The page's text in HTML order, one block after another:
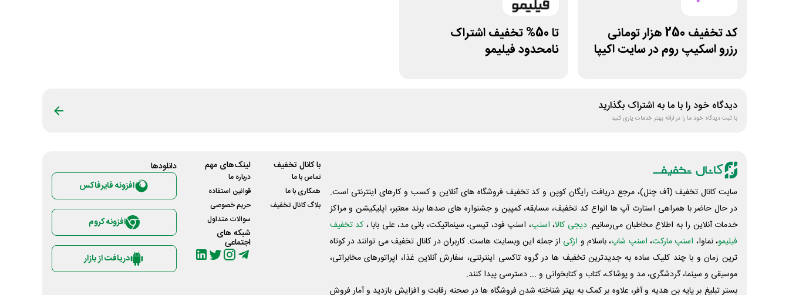
کد تخفیف 250 هزار تومانی
رزرو اسکیپ روم در سایت اکیپا
تا 50% تخفیف اشتراک
نامحدود فیلیمو
دیدگاه خود را با ما به اشتراک بگذارید
با ثبت دیدگاه خود ما را در ارائه بهتر خدمات یاری کنید
سایت کانال تخفیف (آف چنل)، مرجع دریافت رایگان کوپن و کد تخفیف فروشگاه های آنلاین و کسب و‌ کارهای اینترنتی است.
در حال حاضر با همراهی استارت آپ ها انواع کد تخفیف، مسابقه، کمپین و جشنواره های صدها برند معتبر، اپلیکیشن و مراکز
خدمات آنلاین را به اطلاع مخاطبان می‌رسانیم. دیجی کالا، اسنپ، اسنپ فود، تپسی، سینماتیکت، بانی مد، علی‌ بابا ، کد تخفیف
فیلیمو، نماوا، اسنپ مارکت، اسنپ شاپ، باسلام و ازکی از جمله این وبسایت ‌هاست. کاربران در کانال تخفیف می توانند در کوتاه
ترین زمان و با چند کلیک ساده به جدیدترین تخفیف ها در گروه تاکسی اینترنتی، سفارش آنلاین غذا، اپراتورهای مخابراتی،
موسیقی و سینما، گردشگری، مد و پوشاک، کتاب و کتابخوانی و ... دسترسی پیدا کنند.
بستر تبلیغ بر پایه بن هدیه و آفر، علاوه بر کمک به بهتر شناخته شدن فروشگاه ها در صحنه رقابت و افزایش بازدید و آمار فروش
با کانال تخفیف
تماس با ما
همکاری با ما
بلاگ کانال تخفیف
لینک‌های مهم
درباره ما
قوانین استفاده
حریم خصوصی
سوالات متداول
شبکه های
اجتماعی
دانلود‌ها
افزونه فایرفاکس
افزونه کروم
دریافت از بازار